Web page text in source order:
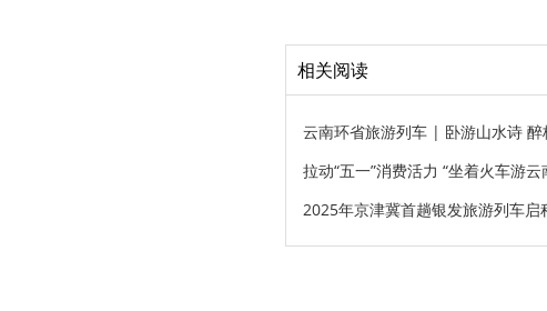
相关阅读
云南环省旅游列车 | 卧游山水诗 醉
拉动“五一”消费活力 “坐着火车游
2025年京津冀首趟银发旅游列车启